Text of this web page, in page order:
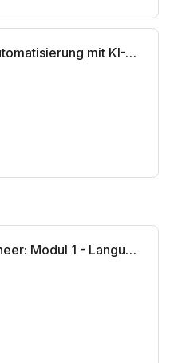
n8n: Modul 1 - Automatisierung mit KI-Agenten
KI Software Engineer: Modul 1 - Language Models, Agents, Workflows